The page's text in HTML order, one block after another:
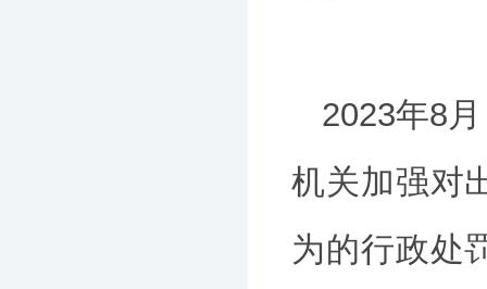
2023年8
机关加强对
为的行政处